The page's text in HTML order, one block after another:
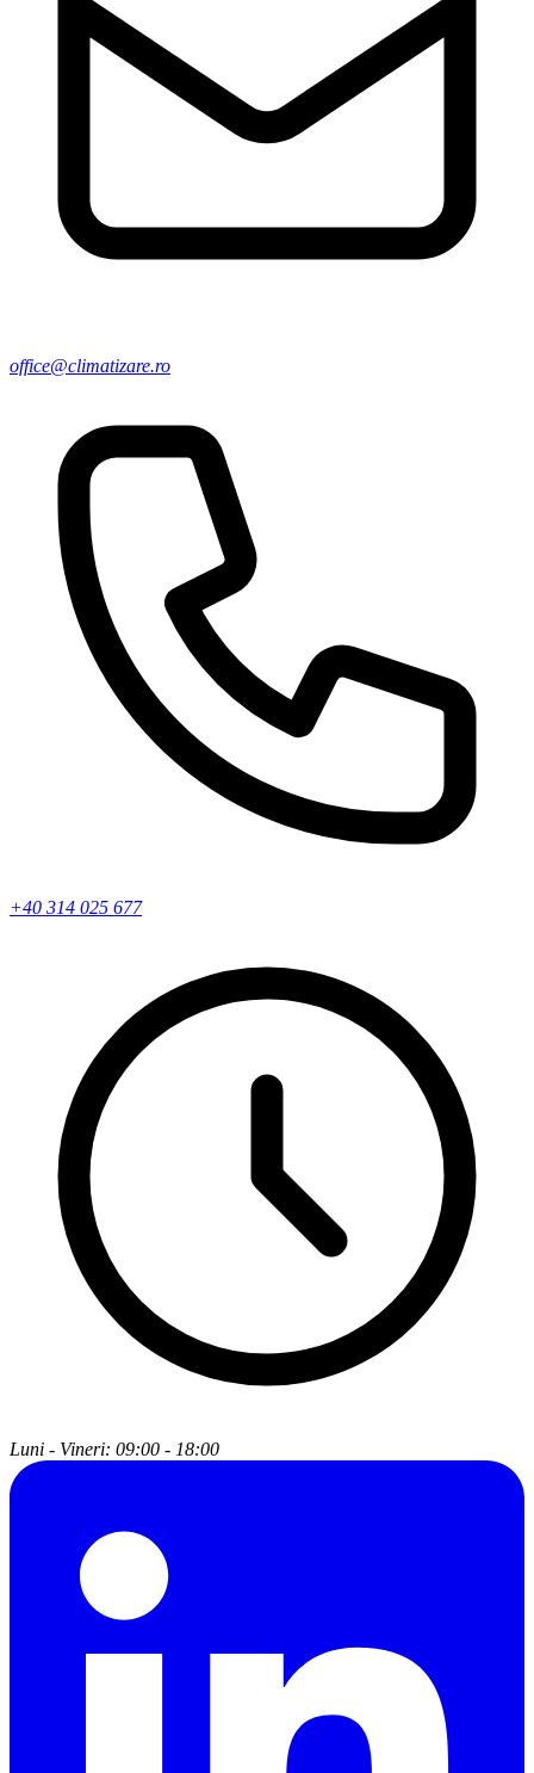
office@climatizare.ro
+40 314 025 677
Luni - Vineri: 09:00 - 18:00